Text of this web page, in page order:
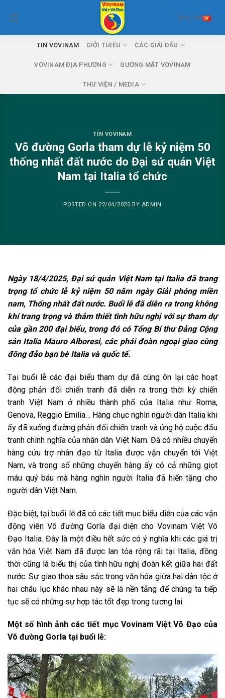
Tiếng Việt
TIN VOVINAM GIỚI THIỆU CÁC GIẢI ĐẤU
VOVINAM ĐỊA PHƯƠNG GƯƠNG MẶT VOVINAM
THƯ VIỆN / MEDIA
TIN VOVINAM
Võ đường Gorla tham dự lễ kỷ niệm 50
thống nhất đất nước do Đại sứ quán Việt
Nam tại Italia tổ chức
POSTED ON 22/04/2025 BY ADMIN
Ngày 18/4/2025, Đại sứ quán Việt Nam tại Italia đã trang
trọng tổ chức lễ kỷ niệm 50 năm ngày Giải phóng miền
nam, Thống nhất đất nước. Buổi lễ đã diễn ra trong không
khí trang trọng và thắm thiết tình hữu nghị với sự tham dự
của gần 200 đại biểu, trong đó có Tổng Bí thư Đảng Cộng
sản Italia Mauro Alboresi, các phái đoàn ngoại giao cùng
đông đảo bạn bè Italia và quốc tế.
Tại buổi lễ các đại biểu tham dự đã cùng ôn lại các hoạt
động phản đối chiến tranh đã diễn ra trong thời kỳ chiến
tranh Việt Nam ở nhiều thành phố của Italia như Roma,
Genova, Reggio Emilia… Hàng chục nghìn người dân Italia khi
ấy đã xuống đường phản đối chiến tranh và ủng hộ cuộc đấu
tranh chính nghĩa của nhân dân Việt Nam. Đã có nhiều chuyến
hàng cứu trợ nhân đạo từ Italia được vận chuyển tới Việt
Nam, và trong số những chuyến hàng ấy có cả những giọt
máu quý báu mà hàng nghìn người Italia đã hiến tặng cho
người dân Việt Nam.
Đặc biệt, tại buổi lễ đã có các tiết mục biểu diễn của các vận
động viên Võ đường Gorla đại diện cho Vovinam Việt Võ
Đạo Italia. Đây là một điều hết sức có ý nghĩa khi các giá trị
văn hóa Việt Nam đã được lan tỏa rộng rãi tại Italia, đồng
thời cũng là biểu thị của tình hữu nghị đoàn kết giữa hai đất
nước. Sự giao thoa sâu sắc trong văn hóa giữa hai dân tộc ở
hai châu lục khác nhau này sẽ là nền tảng để chúng ta tiếp
tục sẽ có những sự hợp tác tốt đẹp trong tương lai.
Một số hình ảnh các tiết mục Vovinam Việt Võ Đạo của
Võ đường Gorla tại buổi lễ: